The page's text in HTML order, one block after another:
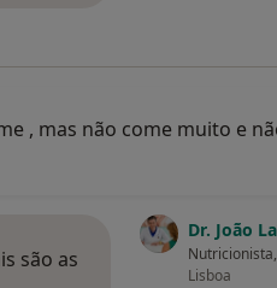
, mas não come muito e
Dr. João
Lisboa
são as